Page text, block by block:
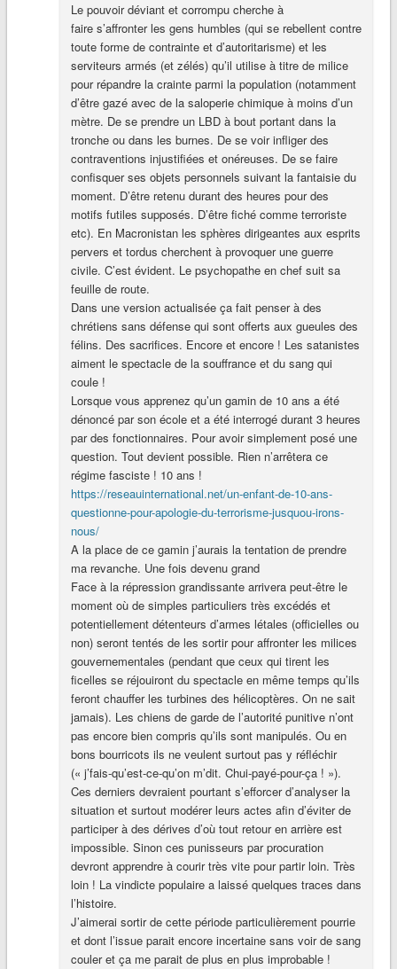
Le pouvoir déviant et corrompu cherche à
faire s’affronter les gens humbles (qui se rebellent contre
toute forme de contrainte et d’autoritarisme) et les
serviteurs armés (et zélés) qu’il utilise à titre de milice
pour répandre la crainte parmi la population (notamment
d’être gazé avec de la saloperie chimique à moins d’un
mètre. De se prendre un LBD à bout portant dans la
tronche ou dans les burnes. De se voir infliger des
contraventions injustifiées et onéreuses. De se faire
confisquer ses objets personnels suivant la fantaisie du
moment. D’être retenu durant des heures pour des
motifs futiles supposés. D’être fiché comme terroriste
etc). En Macronistan les sphères dirigeantes aux esprits
pervers et tordus cherchent à provoquer une guerre
civile. C’est évident. Le psychopathe en chef suit sa
feuille de route.
Dans une version actualisée ça fait penser à des
chrétiens sans défense qui sont offerts aux gueules des
félins. Des sacrifices. Encore et encore ! Les satanistes
aiment le spectacle de la souffrance et du sang qui
coule !
Lorsque vous apprenez qu’un gamin de 10 ans a été
dénoncé par son école et a été interrogé durant 3 heures
par des fonctionnaires. Pour avoir simplement posé une
question. Tout devient possible. Rien n’arrêtera ce
régime fasciste ! 10 ans !
https://reseauinternational.net/un-enfant-de-10-ans-
questionne-pour-apologie-du-terrorisme-jusquou-irons-
nous/
A la place de ce gamin j’aurais la tentation de prendre
ma revanche. Une fois devenu grand
Face à la répression grandissante arrivera peut-être le
moment où de simples particuliers très excédés et
potentiellement détenteurs d’armes létales (officielles ou
non) seront tentés de les sortir pour affronter les milices
gouvernementales (pendant que ceux qui tirent les
ficelles se réjouiront du spectacle en même temps qu’ils
feront chauffer les turbines des hélicoptères. On ne sait
jamais). Les chiens de garde de l’autorité punitive n’ont
pas encore bien compris qu’ils sont manipulés. Ou en
bons bourricots ils ne veulent surtout pas y réfléchir
(« j’fais-qu’est-ce-qu’on m’dit. Chui-payé-pour-ça ! »).
Ces derniers devraient pourtant s’efforcer d’analyser la
situation et surtout modérer leurs actes afin d’éviter de
participer à des dérives d’où tout retour en arrière est
impossible. Sinon ces punisseurs par procuration
devront apprendre à courir très vite pour partir loin. Très
loin ! La vindicte populaire a laissé quelques traces dans
l’histoire.
J’aimerai sortir de cette période particulièrement pourrie
et dont l’issue parait encore incertaine sans voir de sang
couler et ça me parait de plus en plus improbable !